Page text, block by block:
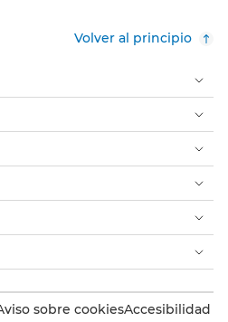
Volver al principio
sobre cookiesAccesibilidad